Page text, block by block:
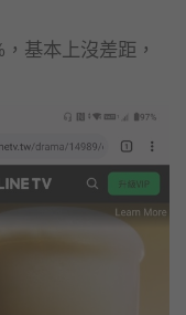
基本上沒差距，